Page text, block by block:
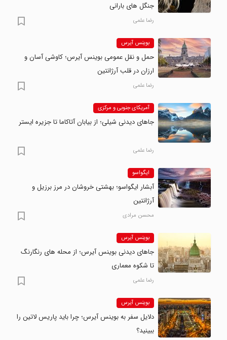
جنگل های بارانی
رضا علمی
بوینس آیرس
حمل و نقل عمومی بوینس آیرس؛ کاوشی آسان و
ارزان در قلب آرژانتین
رضا علمی
آمریکای جنوبی و مرکزی
جاهای دیدنی شیلی؛ از بیابان آتاکاما تا جزیره ایستر
رضا علمی
ایگواسو
آبشار ایگواسو؛ بهشتی خروشان در مرز برزیل و
آرژانتین
محسن مرادی
بوینس آیرس
جاهای دیدنی بوینس آیرس؛ از محله های رنگارنگ
تا شکوه معماری
رضا علمی
بوینس آیرس
دلایل سفر به بوینس آیرس؛ چرا باید پاریس لاتین را
ببینید؟